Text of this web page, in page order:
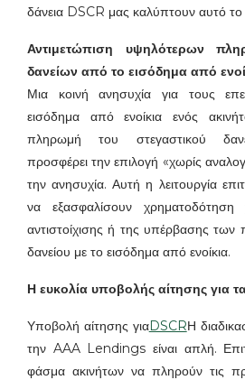
δάνεια DSCR μας καλύπτουν αυτό
Αντιμετώπιση υψηλότερων
δανείων από το εισόδημα από
Μια κοινή ανησυχία για τους
εισόδημα από ενοίκια ενός
πληρωμή του στεγαστικού
προσφέρει την επιλογή «χωρίς
την ανησυχία. Αυτή η λειτουργία
να εξασφαλίσουν
αντιστοίχισης ή της υπέρβασης
δανείου με το εισόδημα από ενοίκια.
Η ευκολία υποβολής αίτησης για
Υποβολή αίτησης γιαDSCRΗ
την AAA Lendings είναι απλή.
φάσμα ακινήτων να πληρούν τις